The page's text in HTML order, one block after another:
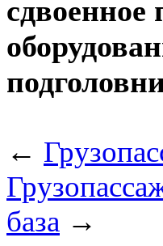
сдвоенное
←
база →